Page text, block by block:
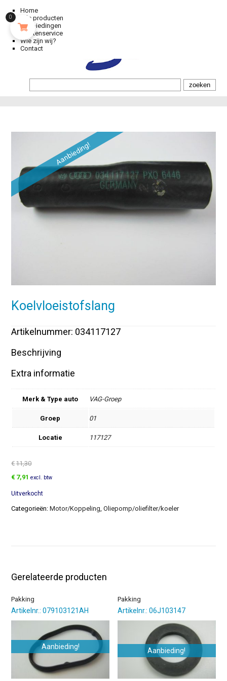
Home
Alle producten
Aanbiedingen
Klantenservice
Wie zijn wij?
Contact
Aanbieding!
Koelvloeistofslang
Artikelnummer: 034117127
Beschrijving
Extra informatie
Merk & Type auto VAG-Groep
Groep 01
Locatie 117127
€11,30
Oorspronkelijke
was:
€11,30.
€ 7,91 Huidige
is:
€7,91.
excl. btw
Uitverkocht
Categorieën:Motor/Koppeling ,Oliepomp/oliefilter/koeler
Gerelateerde producten
Pakking
Artikelnr.: 079103121AH
Aanbieding!
Pakking
Artikelnr.: 06J103147
Aanbieding!
0